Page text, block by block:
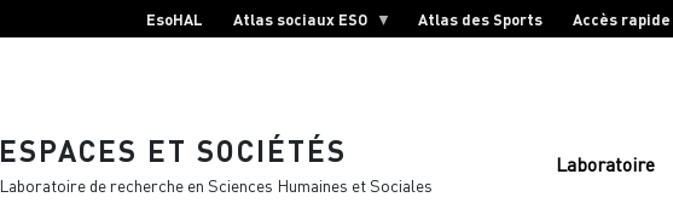
EsoHAL Atlas sociaux ESO Atlas des Sports Accès rapide
ESPACES ET SOCIÉTÉS
Laboratoire de recherche en Sciences Humaines et Sociales
Laboratoire